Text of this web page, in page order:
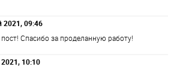
2021, 09:46
Спасибо за проделанную работу!
10:10